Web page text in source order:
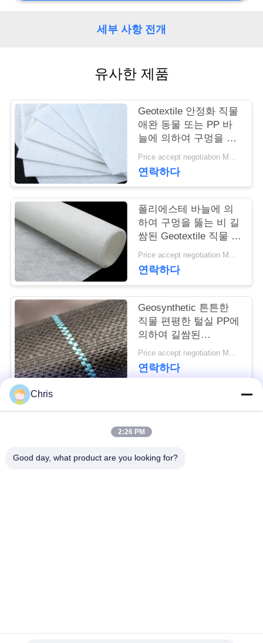
리
연
주
세
뉴
스
인
용
문
을
구
세부 사항 전개
유사한 제품
Geotextile 안정화 직물
애완 동물 또는 PP 바
늘에 의하여 구멍을 뚫
는 Geotextile 백색 노화
방지
Price accept negotiation MOQ:1sqm
연락하다
폴리에스테 바늘에 의
하여 구멍을 뚫는 비 길
쌈된 Geotextile 직물 비
길쌈된 반대로 - 산화 Price accept negotiation MOQ:100sq.m.
연락하다
Geosynthetic 튼튼한
직물 편평한 털실 PP에
의하여 길쌈된
Geotextile는을 위한 잔
디를 성장합니다 막습
니다
Price accept negotiation MOQ:1000 sq.m.
연락하다
비 부직물 산업용 롤러
Chris
2:26 PM
Good day, what product are you looking for?